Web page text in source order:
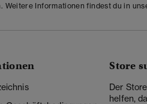
Weitere Informationen findest du in
Store
Der
helfen,